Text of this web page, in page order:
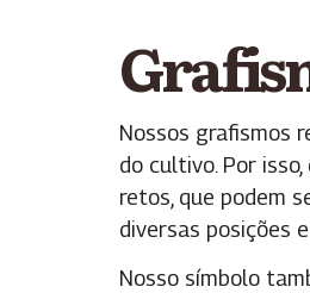
Nossos grafismos
do cultivo. Por
retos, que podem
diversas posições
Nosso símbolo